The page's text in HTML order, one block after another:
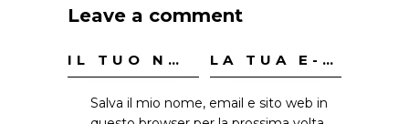
Leave a comment
Salva il mio nome, email e sito web in